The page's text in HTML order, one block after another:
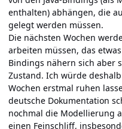
enthalten) abhängen, die
gelegt werden müssen.
Die nächsten Wochen
arbeiten müssen, das
Bindings nähern sich aber
Zustand. Ich würde
Wochen erstmal ruhen
deutsche Dokumentation
nochmal die Modellierung
einen Feinschliff,